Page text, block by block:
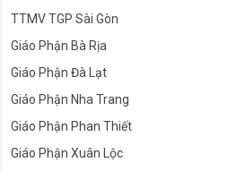
TTMV TGP Sài Gòn
Giáo Phận Bà Rịa
Giáo Phận Đà Lạt
Giáo Phận Nha Trang
Giáo Phận Phan Thiết
Giáo Phận Xuân Lộc